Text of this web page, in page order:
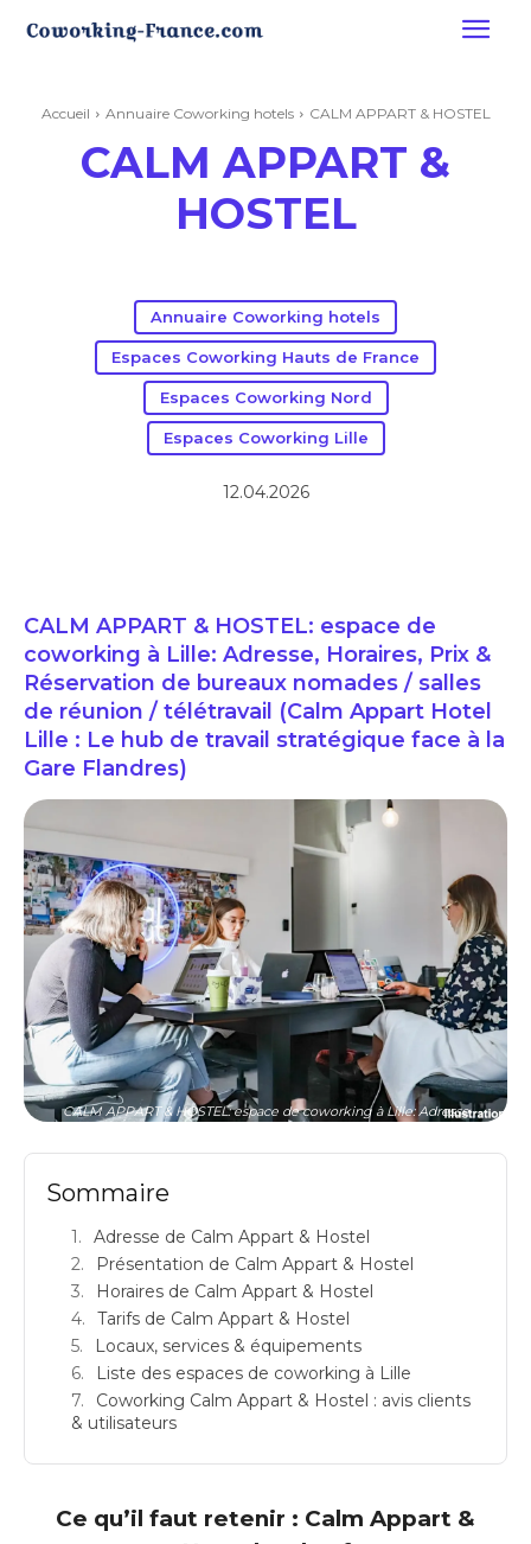
Accueil Annuaire Coworking hotels CALM APPART & HOSTEL
CALM APPART &
HOSTEL
Annuaire Coworking hotels
Espaces Coworking Hauts de France
Espaces Coworking Nord
Espaces Coworking Lille
12.04.2026
CALM APPART & HOSTEL: espace de
coworking à Lille: Adresse, Horaires, Prix &
Réservation de bureaux nomades / salles
de réunion / télétravail (Calm Appart Hotel
Lille : Le hub de travail stratégique face à la
Gare Flandres)
CALM APPART & HOSTEL: espace de coworking à Lille: Adresse
Sommaire
Adresse de Calm Appart & Hostel
Présentation de Calm Appart & Hostel
Horaires de Calm Appart & Hostel
Tarifs de Calm Appart & Hostel
Locaux, services & équipements
Liste des espaces de coworking à Lille
Coworking Calm Appart & Hostel : avis clients
& utilisateurs
Ce qu’il faut retenir : Calm Appart &